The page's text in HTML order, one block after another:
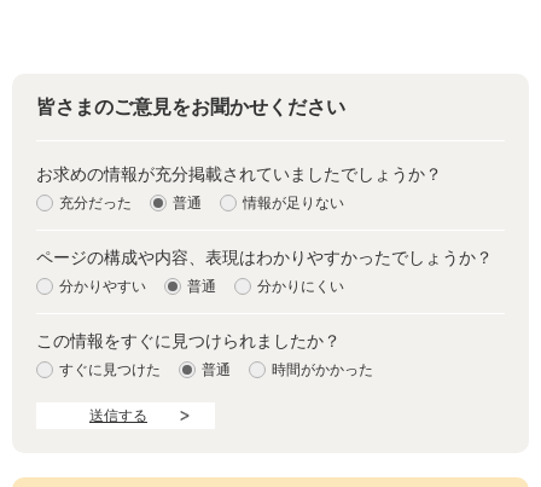
皆さまのご意見をお聞かせください
お求めの情報が充分掲載されていましたでしょうか？
充分だった 普通 情報が足りない
ページの構成や内容、表現はわかりやすかったでしょうか？
分かりやすい 普通 分かりにくい
この情報をすぐに見つけられましたか？
すぐに見つけた 普通 時間がかかった